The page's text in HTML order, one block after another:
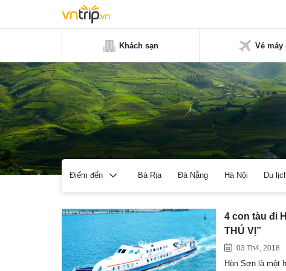
Khách sạn Vé máy
Điểm đến Bà Rịa Đà Nẵng Hà Nội Du
4 con tàu đi
THÚ VỊ”
03 Th4, 2018
Hòn Sơn là một